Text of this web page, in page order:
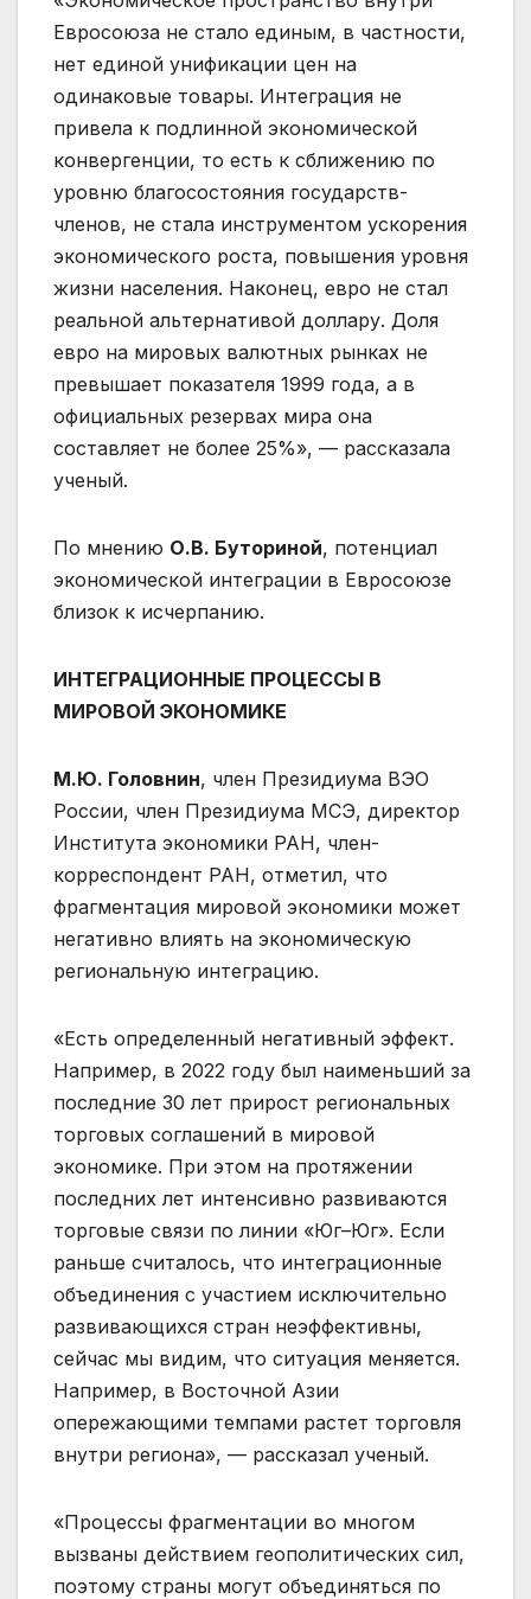
Евросоюза не стало единым, в частности,
нет единой унификации цен на
одинаковые товары. Интеграция не
привела к подлинной экономической
конвергенции, то есть к сближению по
уровню благосостояния государств-
членов, не стала инструментом ускорения
экономического роста, повышения уровня
жизни населения. Наконец, евро не стал
реальной альтернативой доллару. Доля
евро на мировых валютных рынках не
превышает показателя 1999 года, а в
официальных резервах мира она
составляет не более 25%», — рассказала
ученый.
По мнению О.В. Буториной, потенциал
экономической интеграции в Евросоюзе
близок к исчерпанию.
ИНТЕГРАЦИОННЫЕ ПРОЦЕССЫ В
МИРОВОЙ ЭКОНОМИКЕ
М.Ю. Головнин, член Президиума ВЭО
России, член Президиума МСЭ, директор
Института экономики РАН, член-
корреспондент РАН, отметил, что
фрагментация мировой экономики может
негативно влиять на экономическую
региональную интеграцию.
«Есть определенный негативный эффект.
Например, в 2022 году был наименьший за
последние 30 лет прирост региональных
торговых соглашений в мировой
экономике. При этом на протяжении
последних лет интенсивно развиваются
торговые связи по линии «Юг–Юг». Если
раньше считалось, что интеграционные
объединения с участием исключительно
развивающихся стран неэффективны,
сейчас мы видим, что ситуация меняется.
Например, в Восточной Азии
опережающими темпами растет торговля
внутри региона», — рассказал ученый.
«Процессы фрагментации во многом
вызваны действием геополитических сил,
поэтому страны могут объединяться по